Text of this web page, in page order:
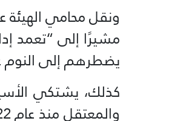
ونقل محامي الهيئة
مشيرًا إلى “تعمد
يضطرهم إلى
كذلك، يشتكي